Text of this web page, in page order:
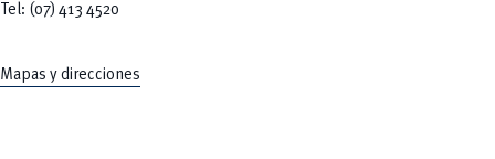
Tel: (07) 413 4520
Mapas y direcciones